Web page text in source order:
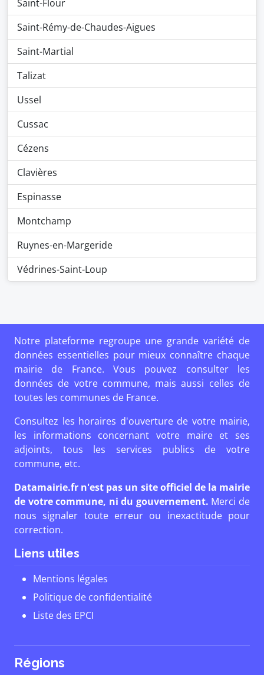
Saint-Flour
Saint-Rémy-de-Chaudes-Aigues
Saint-Martial
Talizat
Ussel
Cussac
Cézens
Clavières
Espinasse
Montchamp
Ruynes-en-Margeride
Védrines-Saint-Loup
Notre plateforme regroupe une grande variété de
données essentielles pour mieux connaître chaque
mairie de France. Vous pouvez consulter les
données de votre commune, mais aussi celles de
toutes les communes de France.
Consultez les horaires d'ouverture de votre mairie,
les informations concernant votre maire et ses
adjoints, tous les services publics de votre
commune, etc.
Datamairie.fr n'est pas un site officiel de la mairie
de votre commune, ni du gouvernement. Merci de
nous signaler toute erreur ou inexactitude pour
correction.
Liens utiles
Mentions légales
Politique de confidentialité
Liste des EPCI
Régions